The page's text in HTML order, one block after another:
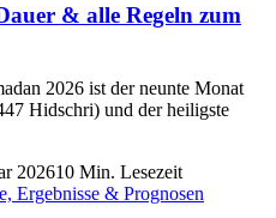
& alle Regeln zum
2026 ist der neunte Monat
Hidschri) und der heiligste
202610 Min. Lesezeit